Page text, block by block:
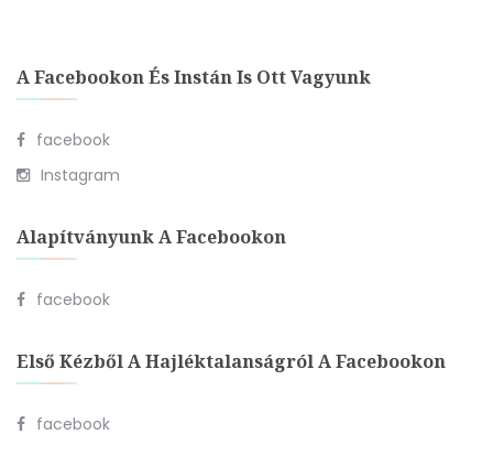
A Facebookon És Instán Is Ott Vagyunk
facebook
Instagram
Alapítványunk A Facebookon
facebook
Első Kézből A Hajléktalanságról A Facebookon
facebook